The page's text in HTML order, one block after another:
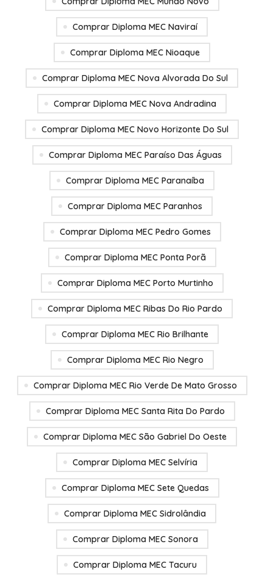
Comprar Diploma MEC Naviraí
Comprar Diploma MEC Nioaque
Comprar Diploma MEC Nova Alvorada Do Sul
Comprar Diploma MEC Nova Andradina
Comprar Diploma MEC Novo Horizonte Do Sul
Comprar Diploma MEC Paraíso Das Águas
Comprar Diploma MEC Paranaíba
Comprar Diploma MEC Paranhos
Comprar Diploma MEC Pedro Gomes
Comprar Diploma MEC Ponta Porã
Comprar Diploma MEC Porto Murtinho
Comprar Diploma MEC Ribas Do Rio Pardo
Comprar Diploma MEC Rio Brilhante
Comprar Diploma MEC Rio Negro
Comprar Diploma MEC Rio Verde De Mato Grosso
Comprar Diploma MEC Santa Rita Do Pardo
Comprar Diploma MEC São Gabriel Do Oeste
Comprar Diploma MEC Selvíria
Comprar Diploma MEC Sete Quedas
Comprar Diploma MEC Sidrolândia
Comprar Diploma MEC Sonora
Comprar Diploma MEC Tacuru